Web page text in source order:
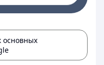
основных